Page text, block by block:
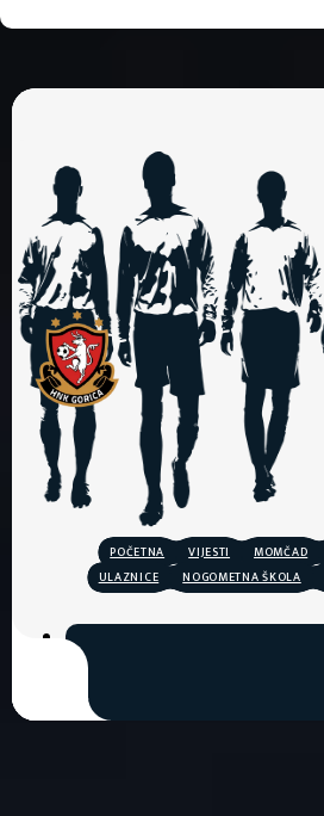
POČETNA VIJESTI MOMČAD
ULAZNICE
NOGOMETNA ŠKOLA